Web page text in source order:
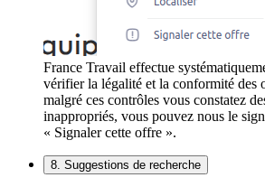
France Travail effectue
vérifier la légalité et la conformité des
malgré ces contrôles vous constatez
inappropriés, vous pouvez nous le
« Signaler cette offre ».
8. Suggestions de recherche